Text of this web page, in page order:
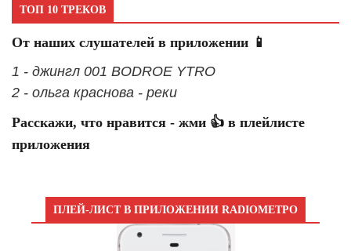
ТОП 10 ТРЕКОВ
От наших слушателей в приложении 📱
1 - джингл 001 BODROE YTRO
2 - ольга краснова - реки
Расскажи, что нравится - жми 👍 в плейлисте
приложения
ПЛЕЙ-ЛИСТ В ПРИЛОЖЕНИИ RADIOМЕТРО